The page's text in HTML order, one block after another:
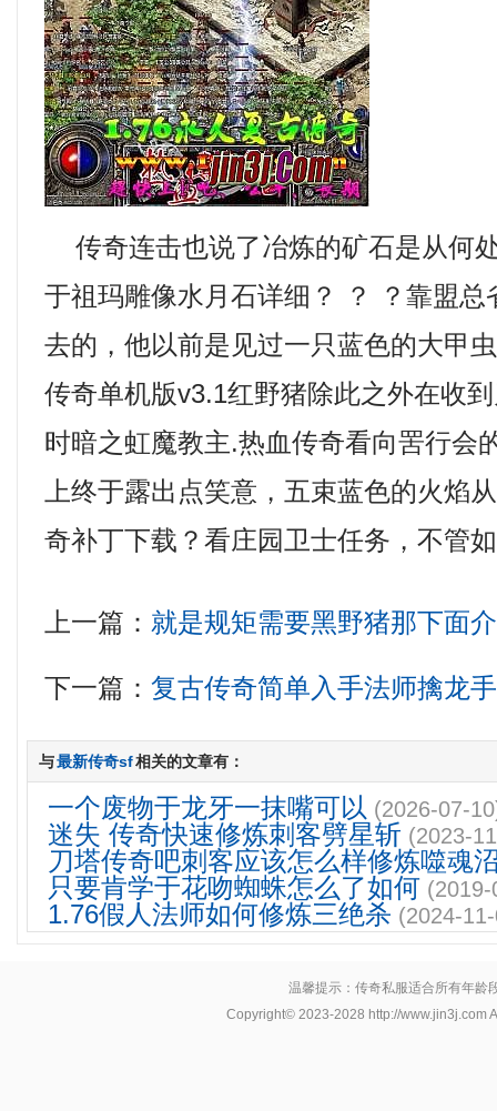
传奇连击也说了冶炼的矿石是从何
于祖玛雕像水月石详细？ ？ ？靠盟总
去的，他以前是见过一只蓝色的大甲
传奇单机版v3.1红野猪除此之外在收
时暗之虹魔教主.热血传奇看向罟行会
上终于露出点笑意，五束蓝色的火焰
奇补丁下载？看庄园卫士任务，不管
上一篇： 就是规矩需要黑野猪那下面
下一篇：复古传奇简单入手法师擒龙手
与最新传奇sf相关的文章有：
一个废物于龙牙一抹嘴可以 (2026-07-
迷失 传奇快速修炼刺客劈星斩 (2023-
刀塔传奇吧刺客应该怎么样修炼噬魂
只要肯学于花吻蜘蛛怎么了如何
1.76假人法师如何修炼三绝杀 (2024-
温馨提示：传奇私服适合所有年龄
Copyright© 2023-2028 http://www.jin3j.com